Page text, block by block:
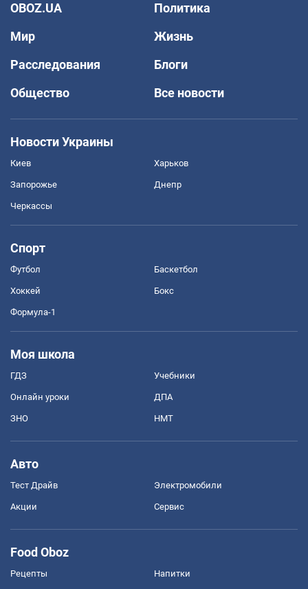
OBOZ.UA
Политика
Мир
Жизнь
Расследования
Блоги
Общество
Все новости
Новости Украины
Киев Харьков
Запорожье Днепр
Черкассы
Спорт
Футбол Баскетбол
Хоккей Бокс
Формула-1
Моя школа
ГДЗ Учебники
Онлайн уроки ДПА
ЗНО НМТ
Авто
Тест Драйв Электромобили
Акции Сервис
Food Oboz
Рецепты Напитки